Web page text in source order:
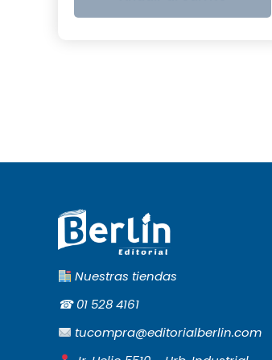
S/5.00.
Nuestras tiendas
☎︎01 528 4161
tucompra@editorialberlin.com